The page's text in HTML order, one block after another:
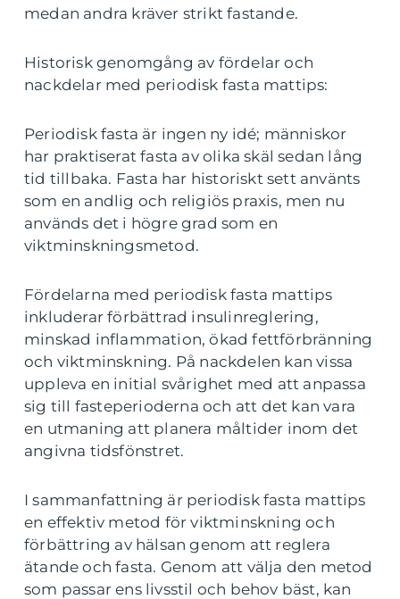
medan andra kräver strikt fastande.
Historisk genomgång av fördelar och
nackdelar med periodisk fasta mattips:
Periodisk fasta är ingen ny idé; människor
har praktiserat fasta av olika skäl sedan lång
tid tillbaka. Fasta har historiskt sett använts
som en andlig och religiös praxis, men nu
används det i högre grad som en
viktminskningsmetod.
Fördelarna med periodisk fasta mattips
inkluderar förbättrad insulinreglering,
minskad inflammation, ökad fettförbränning
och viktminskning. På nackdelen kan vissa
uppleva en initial svårighet med att anpassa
sig till fasteperioderna och att det kan vara
en utmaning att planera måltider inom det
angivna tidsfönstret.
I sammanfattning är periodisk fasta mattips
en effektiv metod för viktminskning och
förbättring av hälsan genom att reglera
ätande och fasta. Genom att välja den metod
som passar ens livsstil och behov bäst, kan